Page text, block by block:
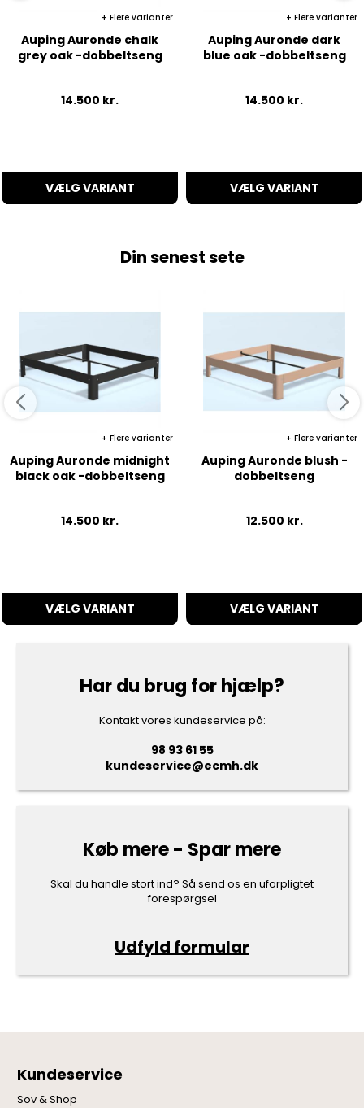
Flere varianter
Auping Auronde chalk
grey oak -dobbeltseng
14.500 kr.
VÆLG VARIANT
Flere varianter
Auping Auronde dark
blue oak -dobbeltseng
14.500 kr.
VÆLG VARIANT
Din senest sete
Flere varianter
Auping Auronde midnight
black oak -dobbeltseng
14.500 kr.
VÆLG VARIANT
Flere varianter
Auping Auronde blush -
dobbeltseng
12.500 kr.
VÆLG VARIANT
Har du brug for hjælp?
Kontakt vores kundeservice på:
98 93 61 55
kundeservice@ecmh.dk
Køb mere - Spar mere
Skal du handle stort ind? Så send os en uforpligtet
forespørgsel
Udfyld formular
Kundeservice
Sov & Shop